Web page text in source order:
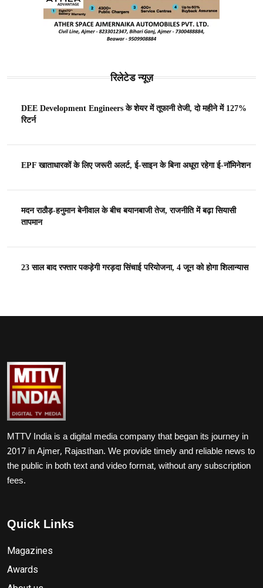
रिलेटेड न्यूज़
DEE Development Engineers के शेयर में तूफानी तेजी, दो महीने में 127%
रिटर्न
EPF खाताधारकों के लिए जरूरी अलर्ट, ई-साइन के बिना अधूरा रहेगा ई-नॉमिनेशन
मदन राठौड़-हनुमान बेनीवाल के बीच बयानबाजी तेज, राजनीति में बढ़ा सियासी
तापमान
23 साल बाद रफ्तार पकड़ेगी गरड़दा सिंचाई परियोजना, 4 जून को होगा शिलान्यास
MTTV India is a digital media company that began its journey in
2017 in Ajmer, Rajasthan. We provide timely and reliable news to
the public in both text and video format, without any subscription
fees.
Quick Links
Magazines
Awards